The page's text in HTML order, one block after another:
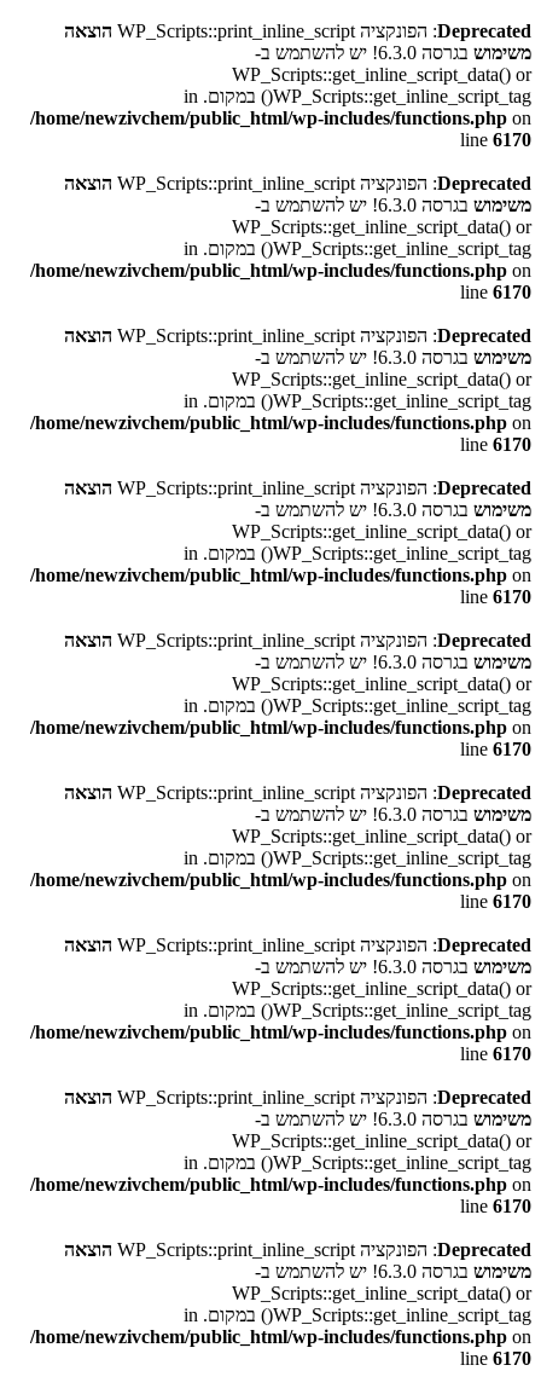
Deprecated: הפונקציה WP_Scripts::print_inline_script
הוצאה
משימוש
בגרסה 6.3.0! יש להשתמש ב-
WP_Scripts::get_inline_script_data() or
WP_Scripts::get_inline_script_tag() במקום. in
/home/newzivchem/public_html/wp-includes/functions.php on
line 6170
Deprecated: הפונקציה WP_Scripts::print_inline_script
הוצאה
משימוש
בגרסה 6.3.0! יש להשתמש ב-
WP_Scripts::get_inline_script_data() or
WP_Scripts::get_inline_script_tag() במקום. in
/home/newzivchem/public_html/wp-includes/functions.php on
line 6170
Deprecated: הפונקציה WP_Scripts::print_inline_script
הוצאה
משימוש
בגרסה 6.3.0! יש להשתמש ב-
WP_Scripts::get_inline_script_data() or
WP_Scripts::get_inline_script_tag() במקום. in
/home/newzivchem/public_html/wp-includes/functions.php on
line 6170
Deprecated: הפונקציה WP_Scripts::print_inline_script
הוצאה
משימוש
בגרסה 6.3.0! יש להשתמש ב-
WP_Scripts::get_inline_script_data() or
WP_Scripts::get_inline_script_tag() במקום. in
/home/newzivchem/public_html/wp-includes/functions.php on
line 6170
Deprecated: הפונקציה WP_Scripts::print_inline_script
הוצאה
משימוש
בגרסה 6.3.0! יש להשתמש ב-
WP_Scripts::get_inline_script_data() or
WP_Scripts::get_inline_script_tag() במקום. in
/home/newzivchem/public_html/wp-includes/functions.php on
line 6170
Deprecated: הפונקציה WP_Scripts::print_inline_script
הוצאה
משימוש
בגרסה 6.3.0! יש להשתמש ב-
WP_Scripts::get_inline_script_data() or
WP_Scripts::get_inline_script_tag() במקום. in
/home/newzivchem/public_html/wp-includes/functions.php on
line 6170
Deprecated: הפונקציה WP_Scripts::print_inline_script
הוצאה
משימוש
בגרסה 6.3.0! יש להשתמש ב-
WP_Scripts::get_inline_script_data() or
WP_Scripts::get_inline_script_tag() במקום. in
/home/newzivchem/public_html/wp-includes/functions.php on
line 6170
Deprecated: הפונקציה WP_Scripts::print_inline_script
הוצאה
משימוש
בגרסה 6.3.0! יש להשתמש ב-
WP_Scripts::get_inline_script_data() or
WP_Scripts::get_inline_script_tag() במקום. in
/home/newzivchem/public_html/wp-includes/functions.php on
line 6170
Deprecated: הפונקציה WP_Scripts::print_inline_script
הוצאה
משימוש
בגרסה 6.3.0! יש להשתמש ב-
WP_Scripts::get_inline_script_data() or
WP_Scripts::get_inline_script_tag() במקום. in
/home/newzivchem/public_html/wp-includes/functions.php on
line 6170